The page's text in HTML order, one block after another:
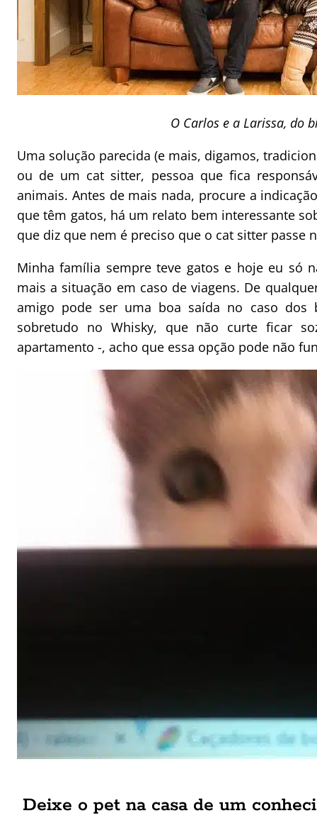
O Carlos e a Larissa, do
Uma solução parecida (e mais, digamos,
ou de um cat sitter, pessoa que fica
animais. Antes de mais nada, procure a
que têm gatos, há um relato bem interessante
que diz que nem é preciso que o cat sitter passe
Minha família sempre teve gatos e hoje eu só
mais a situação em caso de viagens. De
amigo pode ser uma boa saída no caso dos
sobretudo no Whisky, que não curte ficar
apartamento -, acho que essa opção pode não
Deixe o pet na casa de um